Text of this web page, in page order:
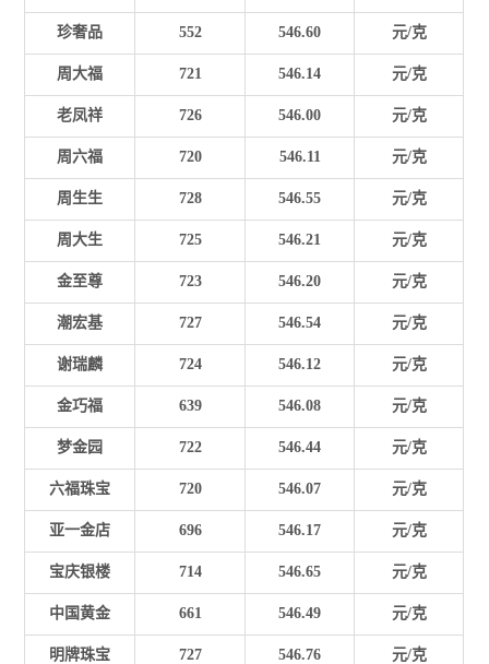
珍奢品 552 546.60 元/克
周大福 721 546.14 元/克
老凤祥 726 546.00 元/克
周六福 720 546.11 元/克
周生生 728 546.55 元/克
周大生 725 546.21 元/克
金至尊 723 546.20 元/克
潮宏基 727 546.54 元/克
谢瑞麟 724 546.12 元/克
金巧福 639 546.08 元/克
梦金园 722 546.44 元/克
六福珠宝 720 546.07 元/克
亚一金店 696 546.17 元/克
宝庆银楼 714 546.65 元/克
中国黄金 661 546.49 元/克
明牌珠宝 727 546.76 元/克